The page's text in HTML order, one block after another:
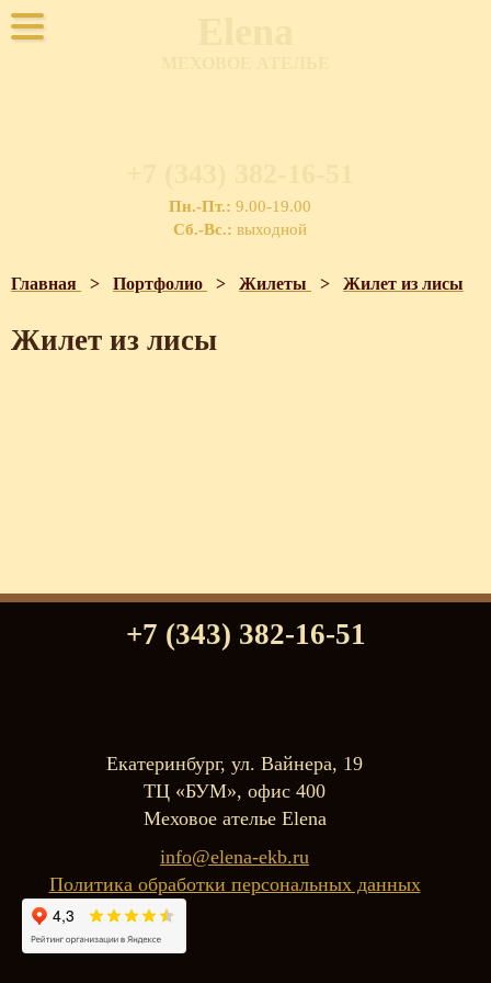
Пн.-Пт.: 9.00-19.00
Сб.-Вс.: выходной
Главная > Портфолио > Жилеты > Жилет из лисы
Жилет из лисы
+7 (343) 382-16-51
Екатеринбург, ул. Вайнера, 19
ТЦ «БУМ», офис 400
Меховое ателье Elena
info@elena-ekb.ru
Политика обработки персональных данных